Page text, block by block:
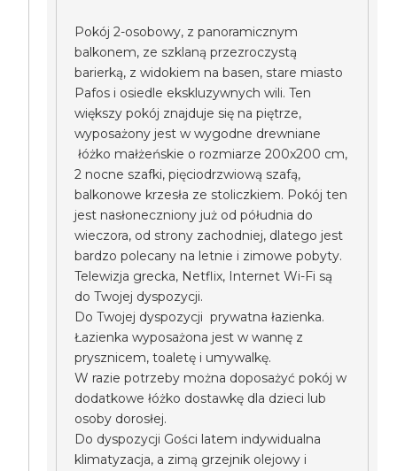
Pokój 2-osobowy, z panoramicznym
balkonem, ze szklaną przezroczystą
barierką, z widokiem na basen, stare miasto
Pafos i osiedle ekskluzywnych wili. Ten
większy pokój znajduje się na piętrze,
wyposażony jest w wygodne drewniane
łóżko małżeńskie o rozmiarze 200x200 cm,
2 nocne szafki, pięciodrzwiową szafą,
balkonowe krzesła ze stoliczkiem. Pokój ten
jest nasłoneczniony już od półudnia do
wieczora, od strony zachodniej, dlatego jest
bardzo polecany na letnie i zimowe pobyty.
Telewizja grecka, Netflix, Internet Wi-Fi są
do Twojej dyspozycji.
Do Twojej dyspozycji prywatna łazienka.
Łazienka wyposażona jest w wannę z
prysznicem, toaletę i umywalkę.
W razie potrzeby można doposażyć pokój w
dodatkowe łóżko dostawkę dla dzieci lub
osoby dorosłej.
Do dyspozycji Gości latem indywidualna
klimatyzacja, a zimą grzejnik olejowy i